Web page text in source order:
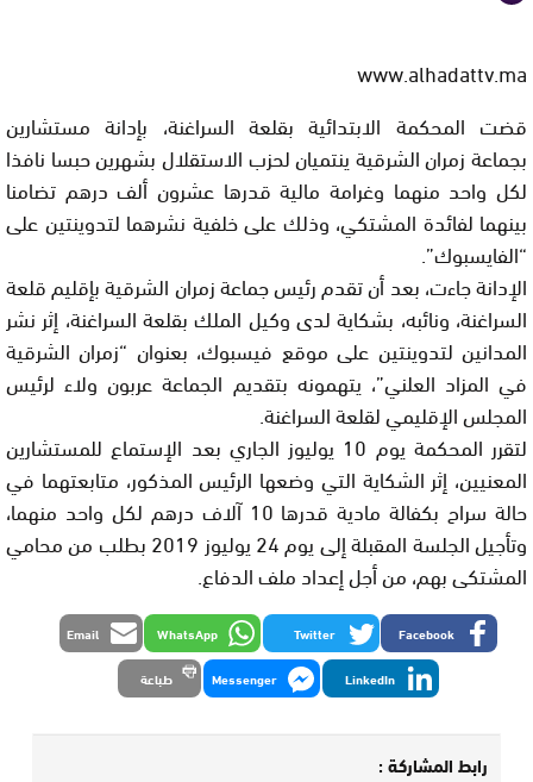
www.alhadattv.ma
قضت المحكمة الابتدائية بقلعة السراغنة، بإدانة مستشارين
بجماعة زمران الشرقية ينتميان لحزب الاستقلال بشهرين حبسا نافذا
لكل واحد منهما وغرامة مالية قدرها عشرون ألف درهم تضامنا
بينهما لفائدة المشتكي، وذلك على خلفية نشرهما لتدوينتين على
“الفايسبوك”.
الإدانة جاءت، بعد أن تقدم رئيس جماعة زمران الشرقية بإقليم قلعة
السراغنة، ونائبه، بشكاية لدى وكيل الملك بقلعة السراغنة، إثر نشر
المدانين لتدوينتين على موقع فيسبوك، بعنوان “زمران الشرقية
في المزاد العلني”، يتهمونه بتقديم الجماعة عربون ولاء لرئيس
المجلس الإقليمي لقلعة السراغنة.
لتقرر المحكمة يوم 10 يوليوز الجاري بعد الإستماع للمستشارين
المعنيين، إثر الشكاية التي وضعها الرئيس المذكور، متابعتهما في
حالة سراح بكفالة مادية قدرها 10 آلاف درهم لكل واحد منهما،
وتأجيل الجلسة المقبلة إلى يوم 24 يوليوز 2019 بطلب من محامي
المشتكى بهم، من أجل إعداد ملف الدفاع.
Facebook
Twitter
WhatsApp
Email
LinkedIn
Messenger طباعة
رابط المشاركة :